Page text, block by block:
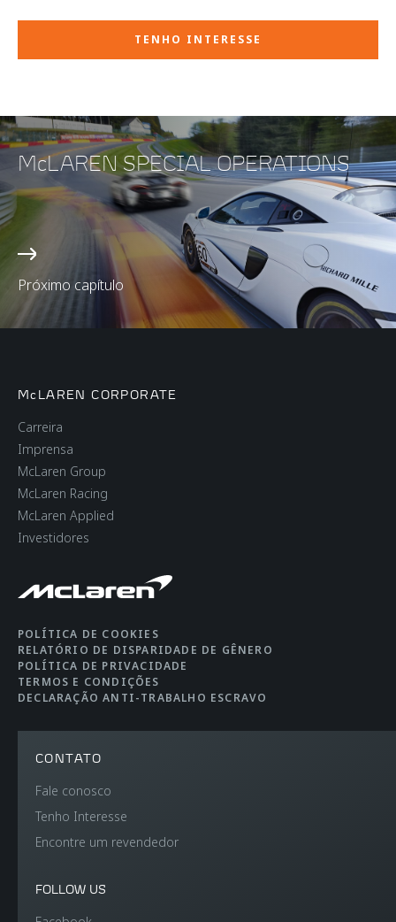
TENHO INTERESSE
Próximo capítulo
McLAREN SPECIAL OPERATIONS
McLAREN CORPORATE
Carreira
Imprensa
McLaren Group
McLaren Racing
McLaren Applied
Investidores
POLÍTICA DE COOKIES
RELATÓRIO DE DISPARIDADE DE GÊNERO
POLÍTICA DE PRIVACIDADE
TERMOS E CONDIÇÕES
DECLARAÇÃO ANTI-TRABALHO ESCRAVO
CONTATO
Fale conosco
Tenho Interesse
Encontre um revendedor
FOLLOW US